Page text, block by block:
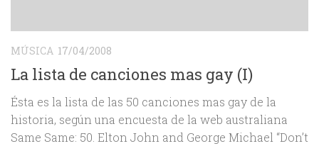
MÚSICA 17/04/2008
La lista de canciones mas gay (I)
Ésta es la lista de las 50 canciones mas gay de la
historia, según una encuesta de la web australiana
Same Same: 50. Elton John and George Michael “Don’t